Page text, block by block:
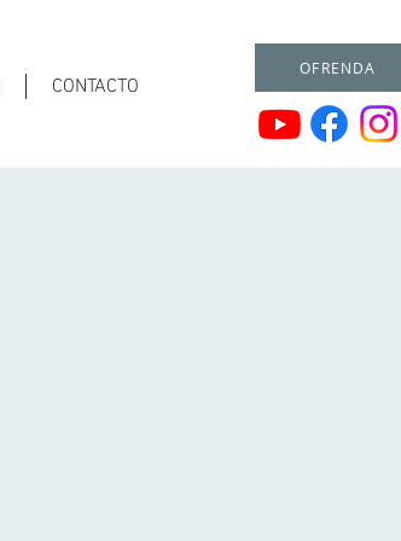
CONTACTO
OFRENDA